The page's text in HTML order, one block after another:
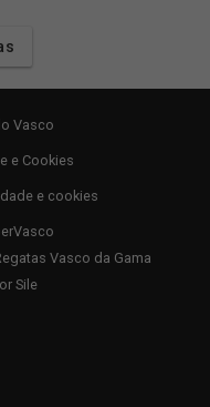
Vasco
e Cookies
e cookies
Vasco da Gama
Sile